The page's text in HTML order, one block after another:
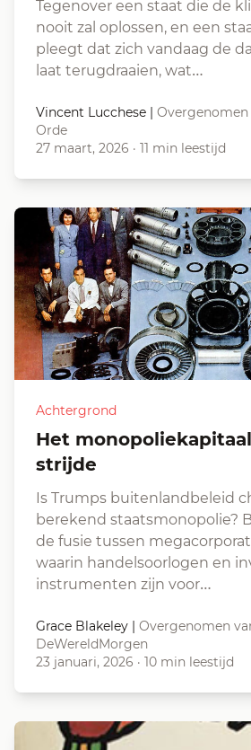
Tegenover een staat die de
nooit zal oplossen, en een
pleegt dat zich vandaag de
laat terugdraaien, wat…
Vincent Lucchese |
Orde
27 maart, 2026 · 11 min leestijd
Achtergrond
Het monopoliekapitaal trekt ten
strijde
Is Trumps buitenlandbeleid
berekend staatsmonopolie?
de fusie tussen
waarin handelsoorlogen en
instrumenten zijn voor…
Grace Blakeley | Overgenomen
DeWereldMorgen
23 januari, 2026 · 10 min leestijd